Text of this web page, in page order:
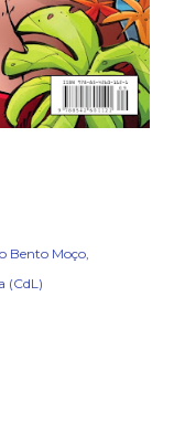
Bento Moço
(CdL)